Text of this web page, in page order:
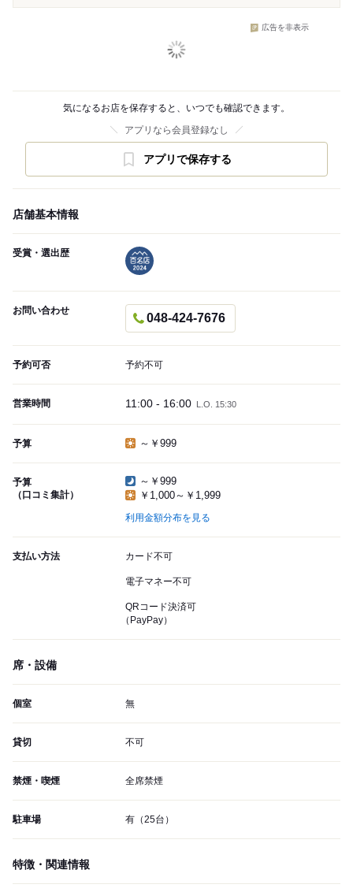
広告を非表示
気になるお店を保存すると、いつでも確認できます。
アプリなら会員登録なし
アプリで保存する
店舗基本情報
受賞・選出歴
お問い合わせ
048-424-7676
予約可否 予約不可
営業時間 11:00 - 16:00 L.O. 15:30
予算 ～￥999
予算
（口コミ集計）
～￥999
￥1,000～￥1,999
利用金額分布を見る
支払い方法 カード不可
電子マネー不可
QRコード決済可
（PayPay）
席・設備
個室 無
貸切 不可
禁煙・喫煙 全席禁煙
駐車場 有（25台）
特徴・関連情報